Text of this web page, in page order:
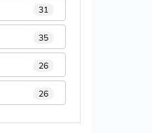
31
35
26
26